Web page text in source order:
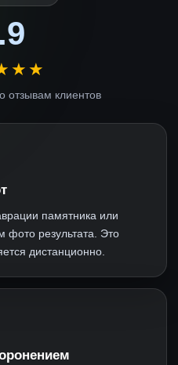
отзывам клиентов
памятника или
фото результата. Это
дистанционно.